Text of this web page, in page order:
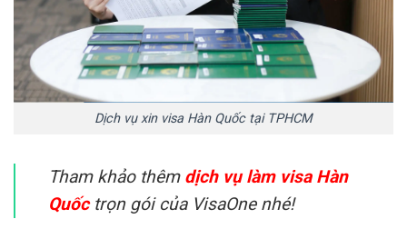
Dịch vụ xin visa Hàn Quốc tại TPHCM
Tham khảo thêm dịch vụ làm visa Hàn
Quốctrọn gói của VisaOne nhé!